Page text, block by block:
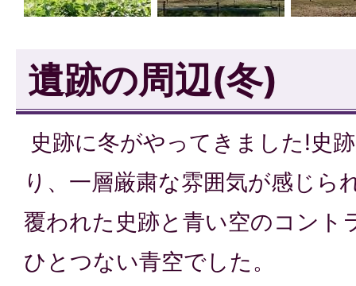
遺跡の周辺(冬)
史跡に冬がやってきました!史
り、一層厳粛な雰囲気が感じら
覆われた史跡と青い空のコント
ひとつない青空でした。